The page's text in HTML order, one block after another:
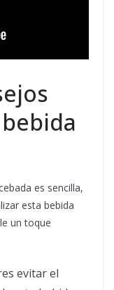
es sencilla,
esta bebida
un toque
evitar el